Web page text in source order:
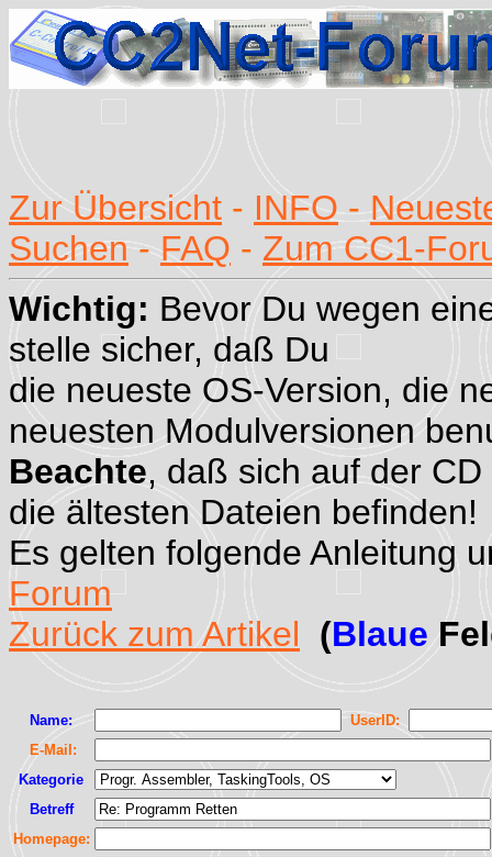
Zur Übersicht - INFO -
Suchen - FAQ - Zum CC1-
Wichtig: Bevor Du wegen
stelle sicher, daß Du
die neueste OS-Version, die
neuesten Modulversionen
Beachte, daß sich auf der
die ältesten Dateien befinden!
Es gelten folgende Anleitung
Forum
Zurück zum Artikel (Blaue
Name:
UserID:
E-Mail:
Kategorie
Betreff
Homepage: